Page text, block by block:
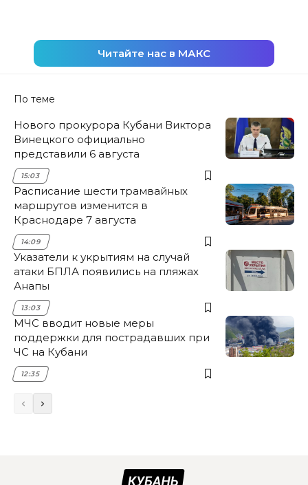
Читайте нас в МАКС
По теме
Нового прокурора Кубани Виктора
Винецкого официально
представили 6 августа
15:03
Расписание шести трамвайных
маршрутов изменится в
Краснодаре 7 августа
14:09
Указатели к укрытиям на случай
атаки БПЛА появились на пляжах
Анапы
13:03
МЧС вводит новые меры
поддержки для пострадавших при
ЧС на Кубани
12:35